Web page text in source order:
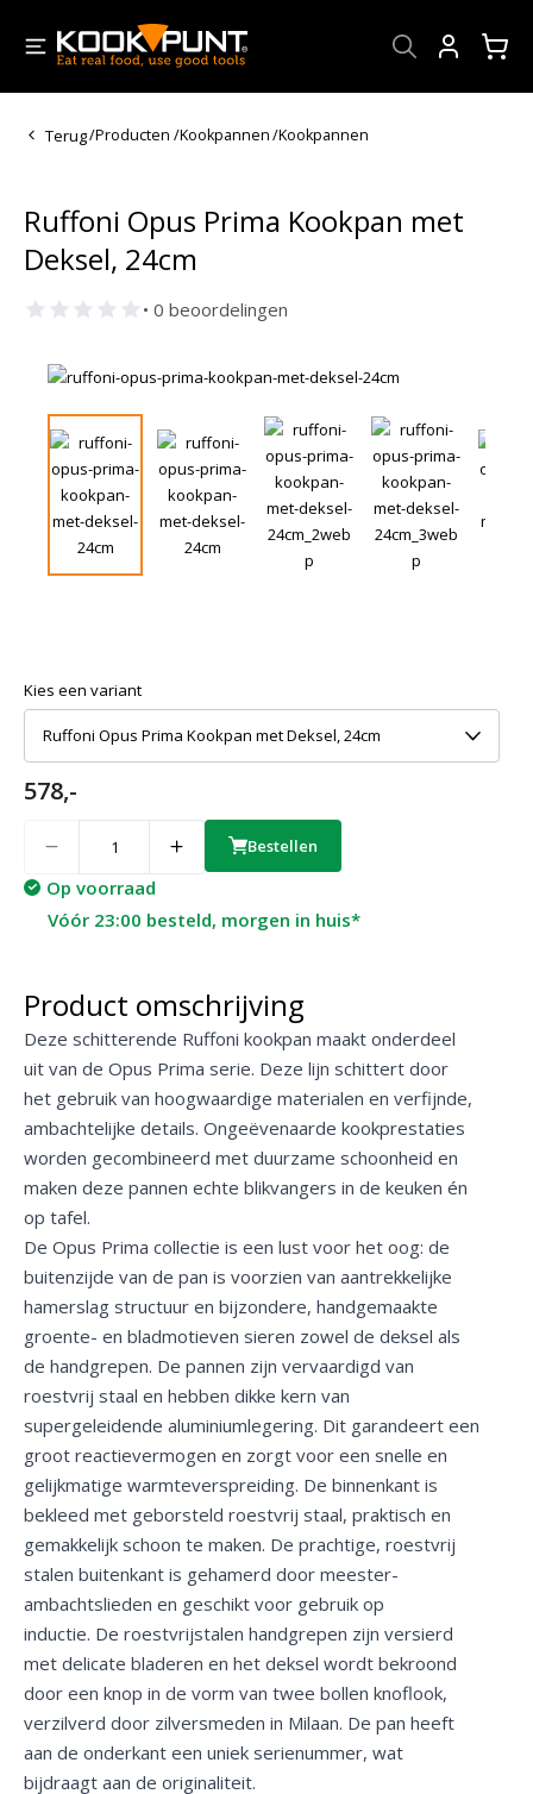
Terug/Producten /Kookpannen/Kookpannen
Ruffoni Opus Prima Kookpan met
Deksel, 24cm
• 0 beoordelingen
Kies een variant
Ruffoni Opus Prima Kookpan met Deksel, 24cm
578,-
Bestellen
Op voorraad
Vóór 23:00 besteld, morgen in huis*
Product omschrijving
Deze schitterende Ruffoni kookpan maakt onderdeel
uit van de Opus Prima serie. Deze lijn schittert door
het gebruik van hoogwaardige materialen en verfijnde,
ambachtelijke details. Ongeëvenaarde kookprestaties
worden gecombineerd met duurzame schoonheid en
maken deze pannen echte blikvangers in de keuken én
op tafel.
De Opus Prima collectie is een lust voor het oog: de
buitenzijde van de pan is voorzien van aantrekkelijke
hamerslag structuur en bijzondere, handgemaakte
groente- en bladmotieven sieren zowel de deksel als
de handgrepen. De pannen zijn vervaardigd van
roestvrij staal en hebben dikke kern van
supergeleidende aluminiumlegering. Dit garandeert een
groot reactievermogen en zorgt voor een snelle en
gelijkmatige warmteverspreiding. De binnenkant is
bekleed met geborsteld roestvrij staal, praktisch en
gemakkelijk schoon te maken. De prachtige, roestvrij
stalen buitenkant is gehamerd door meester-
ambachtslieden en geschikt voor gebruik op
inductie. De roestvrijstalen handgrepen zijn versierd
met delicate bladeren en het deksel wordt bekroond
door een knop in de vorm van twee bollen knoflook,
verzilverd door zilversmeden in Milaan. De pan heeft
aan de onderkant een uniek serienummer, wat
bijdraagt aan de originaliteit.